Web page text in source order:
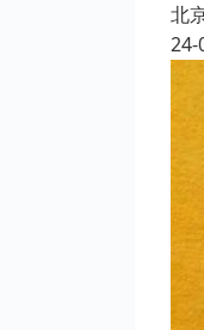
北
24-